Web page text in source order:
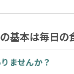
基本は毎日の
ませんか？